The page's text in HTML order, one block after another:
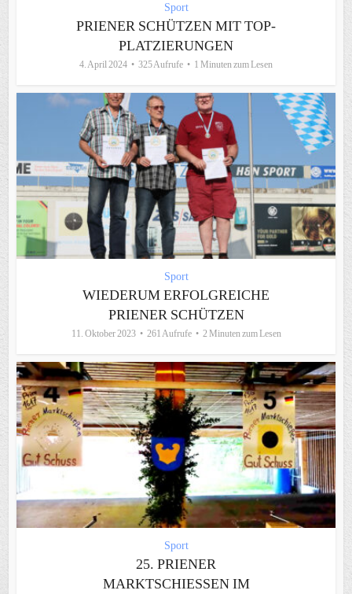
Sport
PRIENER SCHÜTZEN MIT TOP-
PLATZIERUNGEN
4. April 2024 325 Aufrufe 1 Minuten zum Lesen
Sport
WIEDERUM ERFOLGREICHE
PRIENER SCHÜTZEN
11. Oktober 2023 261 Aufrufe 2 Minuten zum Lesen
Sport
25. PRIENER
MARKTSCHIESSEN IM S